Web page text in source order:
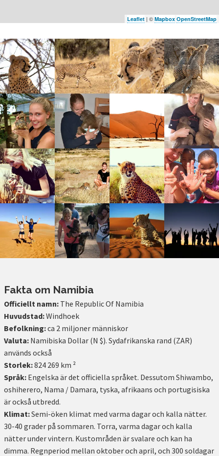
Leaflet | © Mapbox OpenStreetMap
Fakta om Namibia
Officiellt namn: The Republic Of Namibia
Huvudstad:Windhoek
Befolkning:ca 2 miljoner människor
Valuta: Namibiska Dollar (N $). Sydafrikanska rand (ZAR)
används också
Storlek:824 269 km ²
Språk: Engelska är det officiella språket. Dessutom Shiwambo,
oshiherero, Nama / Damara, tyska, afrikaans och portugisiska
är också utbredd.
Klimat:Semi-öken klimat med varma dagar och kalla nätter.
30-40 grader på sommaren. Torra, varma dagar och kalla
nätter under vintern. Kustområden är svalare och kan ha
dimma. Regnperiod mellan oktober och april, och 300 soldagar